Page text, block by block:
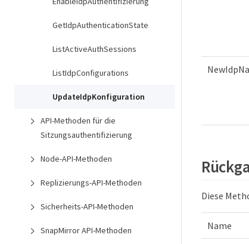
GetIdpAuthenticationState
ListActiveAuthSessions
ListIdpConfigurations
UpdateIdpKonfiguration
API-Methoden für die
Sitzungsauthentifizierung
Node-API-Methoden
Replizierungs-API-Methoden
Sicherheits-API-Methoden
SnapMirror API-Methoden
Diese
Name